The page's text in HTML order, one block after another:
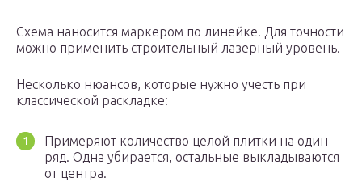
Схема наносится маркером по линейке. Для точности
можно применить строительный лазерный уровень.
Несколько нюансов, которые нужно учесть при
классической раскладке:
Примеряют количество целой плитки на один
ряд. Одна убирается, остальные выкладываются
от центра.